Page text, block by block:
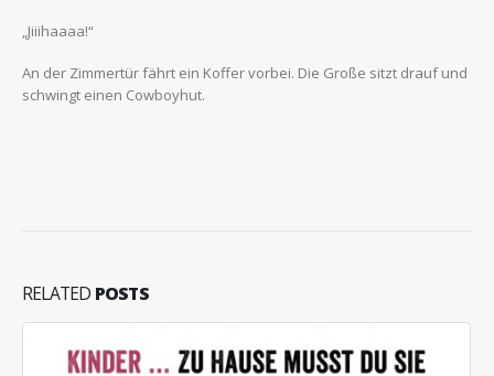
„Jiiihaaaa!“
An der Zimmertür fährt ein Koffer vorbei. Die Große sitzt drauf und
schwingt einen Cowboyhut.
RELATED POSTS